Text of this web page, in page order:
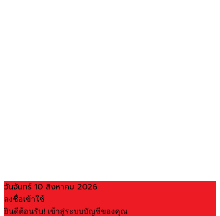
วันจันทร์ 10 สิงหาคม 2026
ลงชื่อเข้าใช้
ยินดีต้อนรับ! เข้าสู่ระบบบัญชีของคุณ